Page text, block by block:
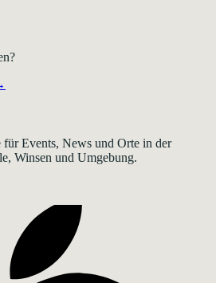
Events, News und Orte in der
Winsen und Umgebung.